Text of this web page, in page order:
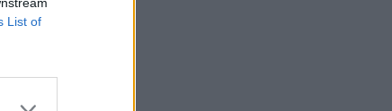
List of